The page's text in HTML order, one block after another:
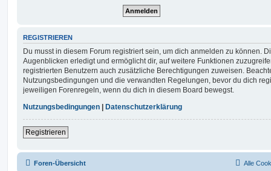
REGISTRIEREN
Du musst in diesem Forum registriert sein, um dich anmelden zu können.
Augenblicken erledigt und ermöglicht dir, auf weitere Funktionen
registrierten Benutzern auch zusätzliche Berechtigungen zuweisen.
Nutzungsbedingungen und die verwandten Regelungen, bevor du dich
jeweiligen Forenregeln, wenn du dich in diesem Board bewegst.
Nutzungsbedingungen
Datenschutzerklärung
Registrieren
Foren-Übersicht Alle